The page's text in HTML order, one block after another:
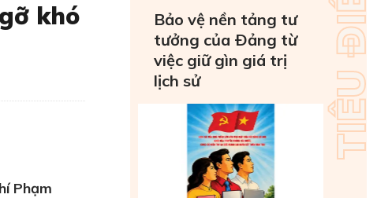
khó
Phạm
Bảo vệ nền tảng tư
tưởng của Ðảng từ
việc giữ gìn giá trị
lịch sử